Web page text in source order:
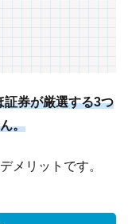
証券が厳選する3つ
。
メリットです。